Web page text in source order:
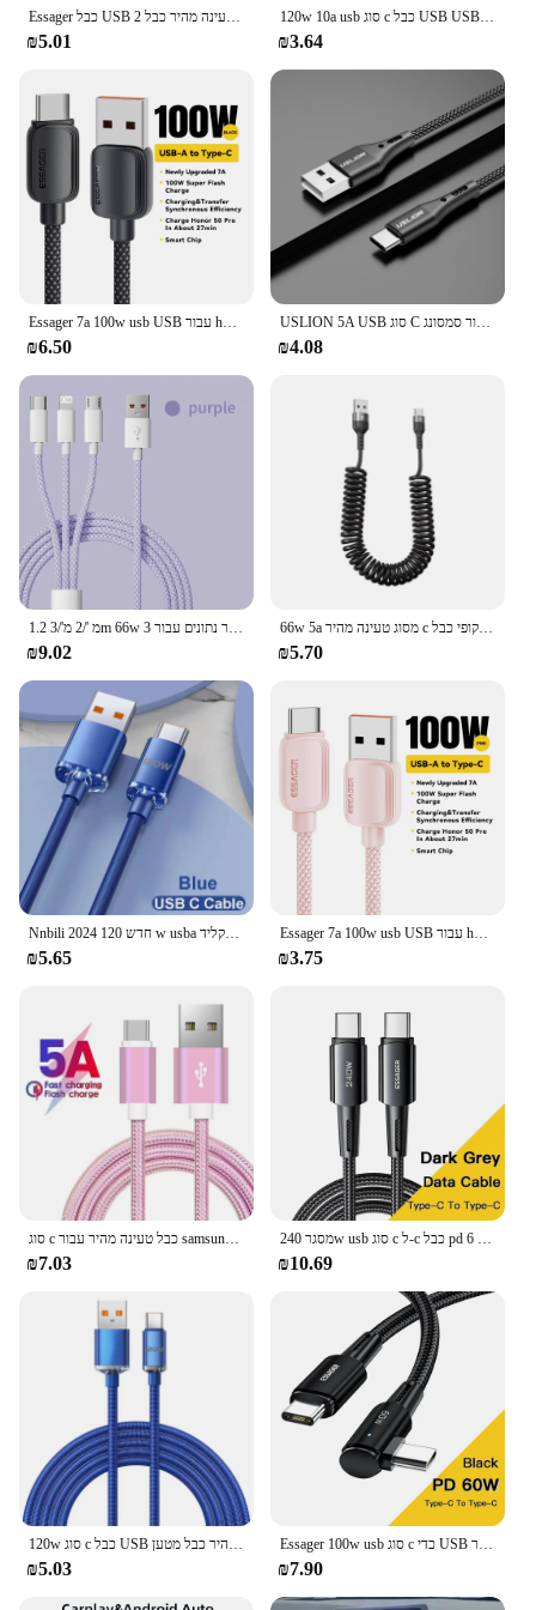
Essager כבל USB 2 טעינה מהיר כבל USB עבור xiaomi redmi samsung huawei טלפון נייד USB USB מטען נתונים USB תיל 3 מ'
₪5.01
120w 10a usb סוג c כבל USB USB-קו טעינה סופר מהיר עבור xiaomi Samsung huawei לכבד תשלום מהיר 1 מ '/2 מ' USB USB כבל נתונים
₪3.64
Essager 7a 100w usb USB עבור huawei הכבוד 8w 8w pd מטען מהיר USB כבל כבל נתונים עבור xiaomi onplus samsung
₪6.50
USLION 5A USB סוג C נתונים כבל עבור סמסונג S10 S20 Xiaomi Mi 11 סוג C כבל USB C מטען מהיר טעינת טלפון נייד מטענים
₪4.08
₪9.02
66w 5a מסוג טעינה מהיר c כבל טלפון טלסקופי כבל USB לטלסקופי xiaomi redmi usb c כבל לסמוסק xiaomi redmi usb
₪5.70
₪5.65
Essager 7a 100w usb USB עבור huawei לכבד 8w 8w מטען מטען מהיר USB כבל עבור xiaomi
₪3.75
₪7.03 ₪10.69
₪5.03 ₪7.90